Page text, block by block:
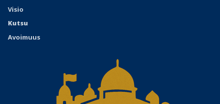
Visio
Kutsu
Avoimuus